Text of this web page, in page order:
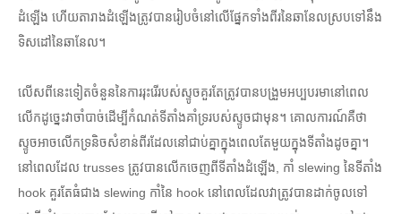
ដំឡើង ហើយតារាងដំឡើងត្រូវបានរៀបចំនៅលើផ្នែកទាំងពីរនៃឆានែលស្របទៅនឹង
ទិសដៅនៃឆានែល។
លើសពីនេះទៀតចំនួននៃការរុះរើរបស់ស្ទូចគួរតែត្រូវបានបង្រួមអប្បបរមានៅពេល
លើកដូច្នេះវាចាំបាច់ដើម្បីកំណត់ទីតាំងគាំទ្ររបស់ស្ទូចជាមុន។ គោលការណ៍គឺថា
ស្ទូចអាចលើកទ្រនិចសំខាន់ពីរដែលនៅជាប់គ្នាក្នុងពេលតែមួយក្នុងទីតាំងដូចគ្នា។
នៅពេលដែល trusses ត្រូវបានលើកចេញពីទីតាំងដំឡើង, កាំ slewing នៃទីតាំង
hook គួរតែធំជាង slewing កាំនៃ hook នៅពេលដែលវាត្រូវបានដាក់ចូលទៅ